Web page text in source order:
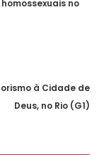
no
à Cidade de
Deus, no Rio (G1)